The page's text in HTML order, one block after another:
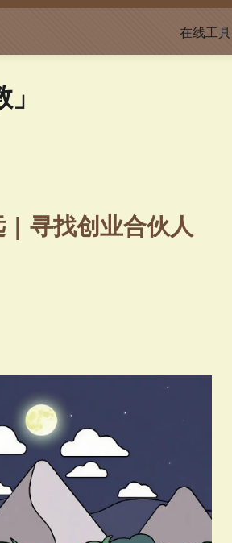
在线工具
| 寻找创业合伙人